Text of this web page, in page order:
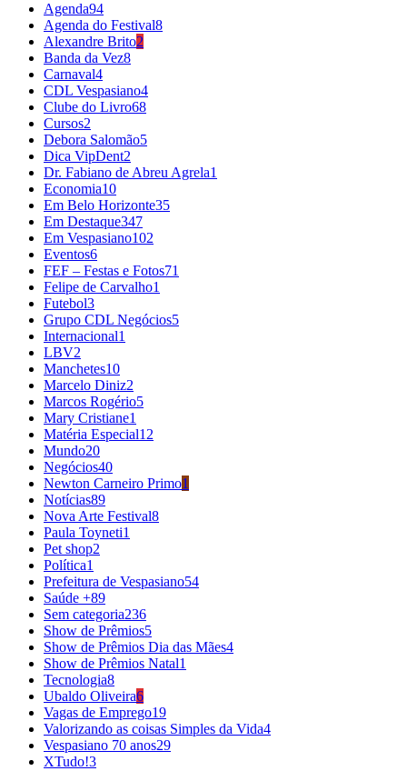
Agenda94
Agenda do Festival8
Alexandre Brito2
Banda da Vez8
Carnaval4
CDL Vespasiano4
Clube do Livro68
Cursos2
Debora Salomão5
Dica VipDent2
Dr. Fabiano de Abreu Agrela1
Economia10
Em Belo Horizonte35
Em Destaque347
Em Vespasiano102
Eventos6
FEF – Festas e Fotos71
Felipe de Carvalho1
Futebol3
Grupo CDL Negócios5
Internacional1
LBV2
Manchetes10
Marcelo Diniz2
Marcos Rogério5
Mary Cristiane1
Matéria Especial12
Mundo20
Negócios40
Newton Carneiro Primo1
Notícias89
Nova Arte Festival8
Paula Toyneti1
Pet shop2
Política1
Prefeitura de Vespasiano54
Saúde +89
Sem categoria236
Show de Prêmios5
Show de Prêmios Dia das Mães4
Show de Prêmios Natal1
Tecnologia8
Ubaldo Oliveira6
Vagas de Emprego19
Valorizando as coisas Simples da Vida4
Vespasiano 70 anos29
XTudo!3